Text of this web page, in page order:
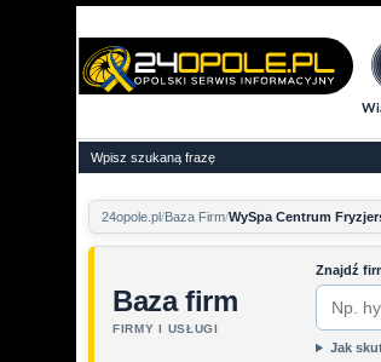
24opole.pl Baza Firm WySpa Centrum
Baza firm
FIRMY I USŁUGI
Znajdź
Jak